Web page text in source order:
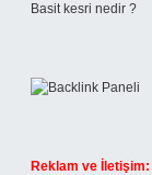
Basit kesri nedir ?
Reklam ve İletişim: